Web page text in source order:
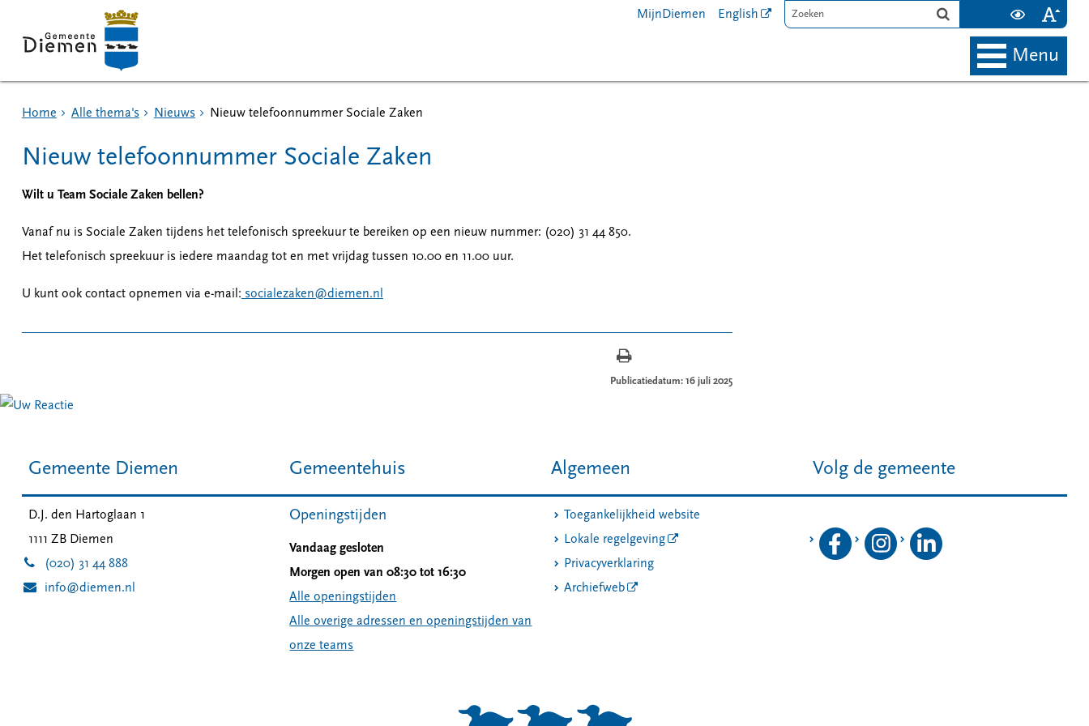
MijnDiemen English
menu
Home Alle thema's Nieuws Nieuw telefoonnummer Sociale Zaken
Nieuw telefoonnummer Sociale Zaken
Wilt u Team Sociale Zaken bellen?
Vanaf nu is Sociale Zaken tijdens het telefonisch spreekuur te bereiken op een nieuw nummer: (020) 31 44 850.
Het telefonisch spreekuur is iedere maandag tot en met vrijdag tussen 10.00 en 11.00 uur.
U kunt ook contact opnemen via e-mail: socialezaken@diemen.nl
Publicatiedatum: 16 juli 2025
Gemeente Diemen
D.J. den Hartoglaan 1
1111 ZB Diemen
(020) 31 44 888
info@diemen.nl
Gemeentehuis
Openingstijden
Vandaag gesloten
Morgen open van 08:30 tot 16:30
Alle openingstijden
Alle overige adressen en openingstijden van
onze teams
Algemeen
Toegankelijkheid website
Lokale regelgeving
Privacyverklaring
Archiefweb
Volg de gemeente